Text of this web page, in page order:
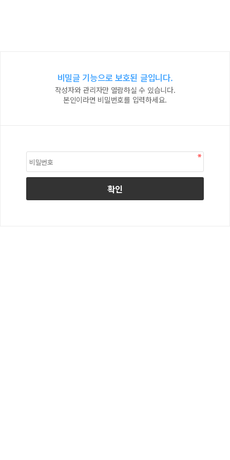
비밀글 기능으로 보호된 글입니다.
작성자와 관리자만 열람하실 수 있습니다.
본인이라면 비밀번호를 입력하세요.